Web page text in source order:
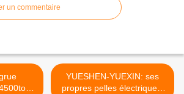
un commentaire
YUESHEN-YUEXIN: ses
propres pelles électriques.